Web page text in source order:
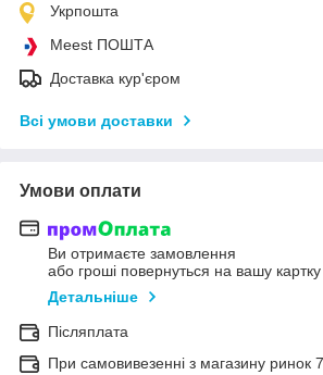
Укрпошта
Meest ПОШТА
Доставка кур'єром
Всі умови доставки
Умови оплати
Ви отримаєте замовлення
або гроші повернуться на вашу картку
Детальніше
Післяплата
При самовивезенні з магазину ринок